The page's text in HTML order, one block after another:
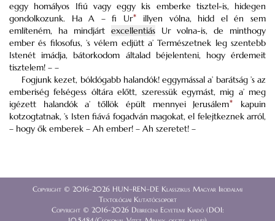
eggy homályos Ifiú vagy eggy kis emberke tisztel-is, hidegen
gondolkozunk. Ha A – fi Ur*
illyen vólna, hidd el én sem
említeném, ha mindjárt excellentiás Ur volna-is, de minthogy
ember és filosofus, ’s vélem edjütt a’ Természetnek leg szentebb
Istenét imádja, bátorkodom általad béjelenteni, hogy érdemeit
tisztelem! – –
Fogjunk kezet, bóldógabb halandók! eggymással a’ barátság ’s az
emberiség felségess óltára előtt, szeressük egymást, mig a’ meg
igézett halandók a’ tőllök épült mennyei Jerusálem*
kapuin
kotzogtatnak, ’s Isten fiává fogadván magokat, el felejtkeznek arról,
– hogy ők emberek – Ah ember! – Ah szeretet! –
Copyright © 2016-2026 HUN–REN–DE Klasszikus Magyar Irodalmi
Textológiai Kutatócsoport
Copyright © 2016-2026 Debreceni Egyetemi Kiadó (DOI: